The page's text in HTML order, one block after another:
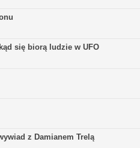
się biorą ludzie w UFO
z Damianem Trelą